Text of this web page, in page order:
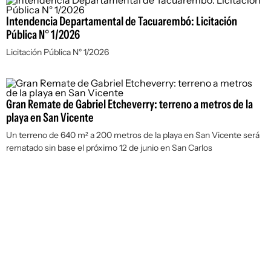
Intendencia Departamental de Tacuarembó: Licitación
Pública N° 1/2026
Licitación Pública N° 1/2026
Gran Remate de Gabriel Etcheverry: terreno a metros de la
playa en San Vicente
Un terreno de 640 m² a 200 metros de la playa en San Vicente será
rematado sin base el próximo 12 de junio en San Carlos